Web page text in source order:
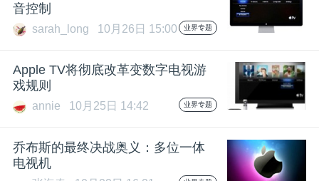
音控制
sarah_long 10月26日 15:00 业界专题
Apple TV将彻底改革变数字电视游
戏规则
annie 10月25日 14:42 业界专题
乔布斯的最终决战奥义：多位一体
电视机